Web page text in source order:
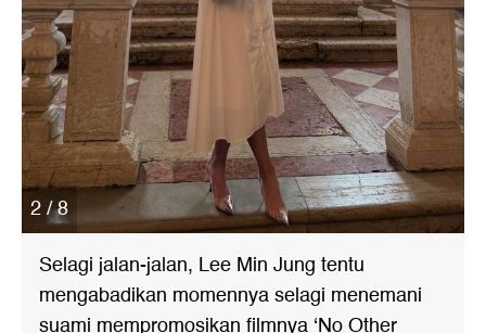
2 / 8
Selagi jalan-jalan, Lee Min Jung tentu
mengabadikan momennya selagi menemani
suami mempromosikan filmnya ‘No Other